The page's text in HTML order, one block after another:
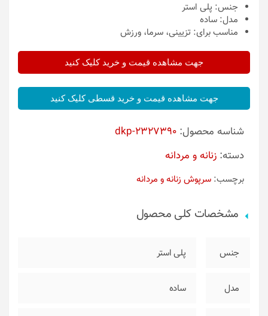
جنس: پلی استر
مدل: ساده
مناسب برای: تزیینی، سرما، ورزش
جهت مشاهده قیمت و خرید کلیک کنید
جهت مشاهده قیمت و خرید قسطی کلیک کنید
شناسه محصول: dkp-2327390
دسته: زنانه و مردانه
برچسب: سرپوش زنانه و مردانه
مشخصات کلی محصول
جنس پلی استر
مدل ساده